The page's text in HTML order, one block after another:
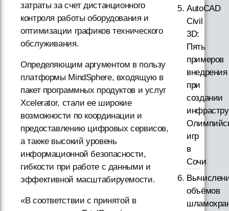
затраты за счет дистанционного
контроля работы оборудования и
оптимизации графиков технического
обслуживания.
Определяющим аргументом в пользу
платформы MindSphere, входящую в
пакет программных продуктов и услуг
Xcelerator, стали ее широкие
возможности по координации и
предоставлению цифровых сервисов,
а также высокий уровень
информационной безопасности,
гибкости при работе с данными и
эффективной масштабируемости.
«В соответствии с принятой в
AutoCAD
Civil
3D:
Пять
примеров
внедрения
при
создании
игр
в
Сочи
объёмов